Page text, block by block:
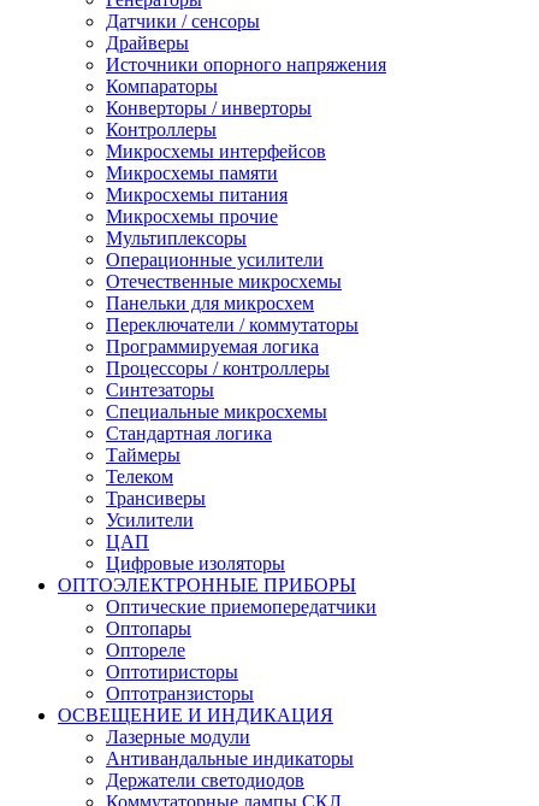
Датчики / сенсоры
Драйверы
Источники опорного напряжения
Компараторы
Конверторы / инверторы
Контроллеры
Микросхемы интерфейсов
Микросхемы памяти
Микросхемы питания
Микросхемы прочие
Мультиплексоры
Операционные усилители
Отечественные микросхемы
Панельки для микросхем
Переключатели / коммутаторы
Программируемая логика
Процессоры / контроллеры
Синтезаторы
Специальные микросхемы
Стандартная логика
Таймеры
Телеком
Трансиверы
Усилители
ЦАП
Цифровые изоляторы
ОПТОЭЛЕКТРОННЫЕ ПРИБОРЫ
Оптические приемопередатчики
Оптопары
Оптореле
Оптотиристоры
Оптотранзисторы
ОСВЕЩЕНИЕ И ИНДИКАЦИЯ
Лазерные модули
Антивандальные индикаторы
Держатели светодиодов
Коммутаторные лампы СКЛ